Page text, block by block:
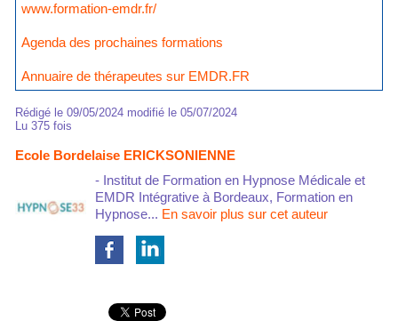
www.formation-emdr.fr/
Agenda des prochaines formations
Annuaire de thérapeutes sur EMDR.FR
Rédigé le 09/05/2024 modifié le 05/07/2024
Lu 375 fois
Ecole Bordelaise ERICKSONIENNE
- Institut de Formation en Hypnose Médicale et
EMDR Intégrative à Bordeaux, Formation en
Hypnose... En savoir plus sur cet auteur